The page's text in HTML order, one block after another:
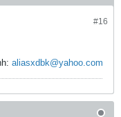
#16
aliasxdbk@yahoo.com